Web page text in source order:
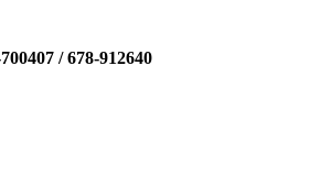
/ 678-912640